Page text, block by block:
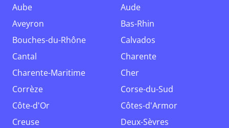
Aube
Aude
Aveyron
Bas-Rhin
Bouches-du-Rhône
Calvados
Cantal
Charente
Charente-Maritime
Cher
Corrèze
Corse-du-Sud
Côte-d'Or
Côtes-d'Armor
Creuse
Deux-Sèvres